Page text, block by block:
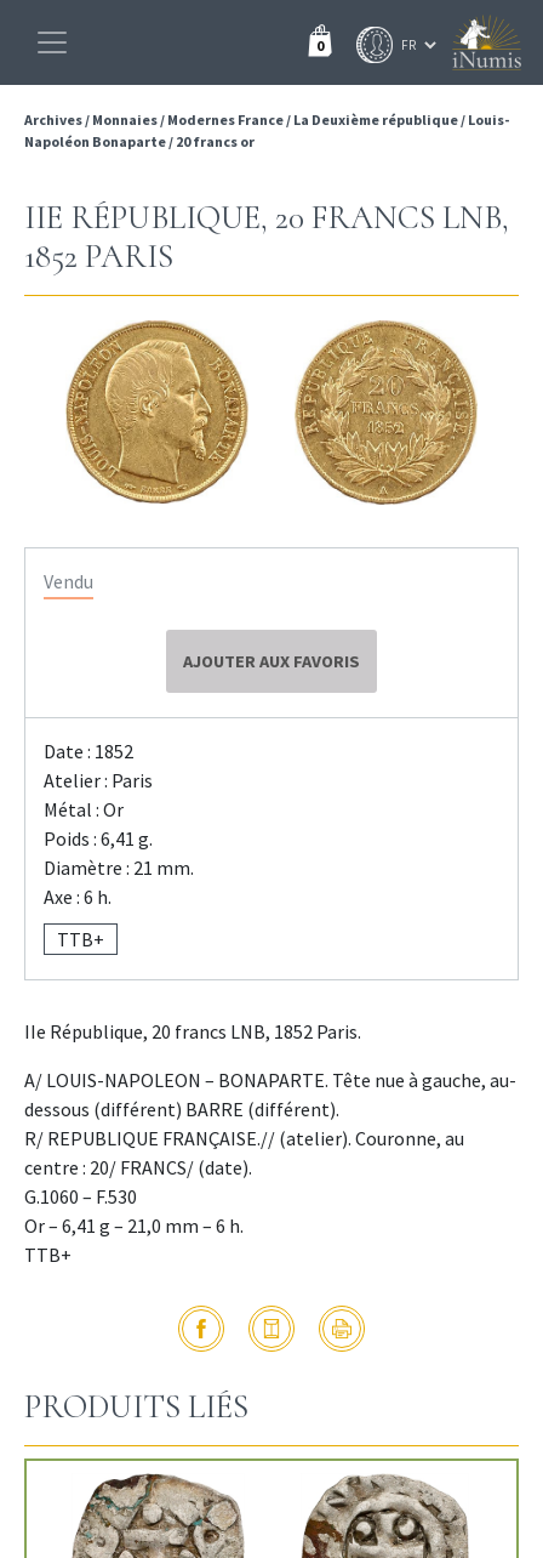
0
Archives/ Monnaies/ Modernes France/ La Deuxième république/ Louis-
Napoléon Bonaparte/ 20 francs or
IIE RÉPUBLIQUE, 20 FRANCS LNB,
1852 PARIS
Vendu
AJOUTER AUX FAVORIS
Date : 1852
Atelier : Paris
Métal : Or
Poids : 6,41 g.
Diamètre : 21 mm.
Axe : 6 h.
TTB+
IIe République, 20 francs LNB, 1852 Paris.
A/ LOUIS-NAPOLEON – BONAPARTE. Tête nue à gauche, au-
dessous (différent) BARRE (différent).
R/ REPUBLIQUE FRANÇAISE.// (atelier). Couronne, au
centre : 20/ FRANCS/ (date).
G.1060 – F.530
Or – 6,41 g – 21,0 mm – 6 h.
TTB+
PRODUITS LIÉS